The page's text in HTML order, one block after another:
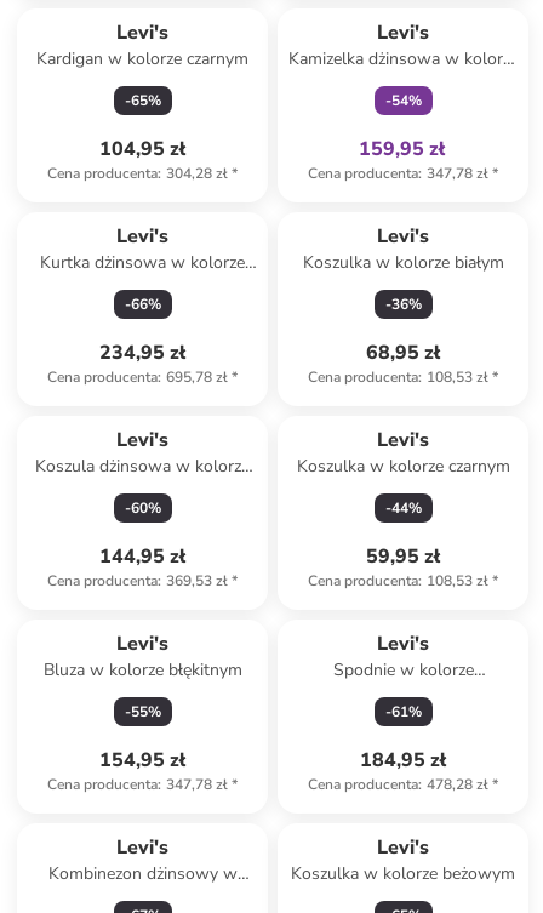
Levi's
Kardigan w kolorze czarnym
-65%
104,95 zł
Cena producenta: 304,28 zł*
Levi's
Kamizelka dżinsowa w kolorze
niebieskim
-54%
159,95 zł
Cena producenta: 347,78 zł*
Levi's
Kurtka dżinsowa w kolorze
czarnym
-66%
234,95 zł
Cena producenta: 695,78 zł*
Levi's
Koszulka w kolorze białym
-36%
68,95 zł
Cena producenta: 108,53 zł*
Levi's
Koszula dżinsowa w kolorze
niebieskim
-60%
144,95 zł
Cena producenta: 369,53 zł*
Levi's
Koszulka w kolorze czarnym
-44%
59,95 zł
Cena producenta: 108,53 zł*
Levi's
Bluza w kolorze błękitnym
-55%
154,95 zł
Cena producenta: 347,78 zł*
Levi's
Spodnie w kolorze
karmelowym
-61%
184,95 zł
Cena producenta: 478,28 zł*
Levi's
Kombinezon dżinsowy w
kolorze błękitnym
Levi's
Koszulka w kolorze beżowym